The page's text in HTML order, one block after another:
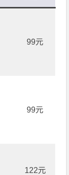
99元
99元
122元